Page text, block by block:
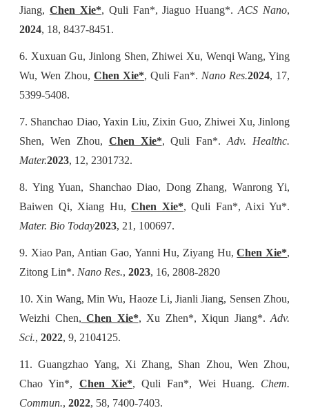
Jiang, Chen Xie*, Quli Fan*, Jiaguo Huang*.ACS Nano,
2024, 18, 8437-8451.
6. Xuxuan Gu, Jinlong Shen, Zhiwei Xu, Wenqi Wang, Ying
Wu, Wen Zhou, Chen Xie*, Quli Fan*. Nano Res.2024, 17,
5399-5408.
7. Shanchao Diao, Yaxin Liu, Zixin Guo, Zhiwei Xu, Jinlong
Shen, Wen Zhou, Chen Xie*, Quli Fan*.Adv. Healthc.
Mater.2023, 12, 2301732.
8. Ying Yuan, Shanchao Diao, Dong Zhang, Wanrong Yi,
Baiwen Qi, Xiang Hu,Chen Xie*, Quli Fan*, Aixi Yu*.
Mater. Bio Today2023, 21, 100697.
9. Xiao Pan, Antian Gao, Yanni Hu, Ziyang Hu,Chen Xie*,
Zitong Lin*. Nano Res., 2023, 16, 2808-2820
10. Xin Wang, Min Wu, Haoze Li, Jianli Jiang, Sensen Zhou,
Weizhi Chen, Chen Xie*, Xu Zhen*, Xiqun Jiang*. Adv.
Sci., 2022, 9, 2104125.
11. Guangzhao Yang, Xi Zhang, Shan Zhou, Wen Zhou,
Chao Yin*, Chen Xie*, Quli Fan*, Wei Huang. Chem.
Commun., 2022, 58, 7400-7403.